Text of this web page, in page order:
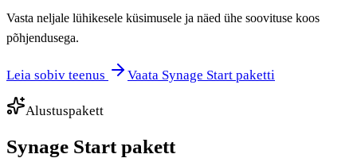
Vasta neljale lühikesele küsimusele ja näed ühe soovituse koos
põhjendusega.
Leia sobiv teenus Vaata Synage Start paketti
Alustuspakett
Synage Start pakett